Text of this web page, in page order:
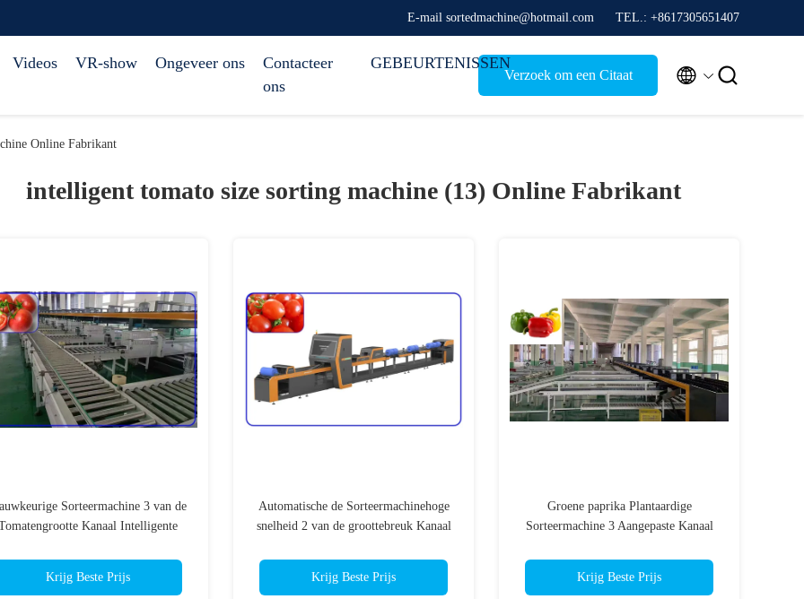
E-mail sortedmachine@hotmail.com TEL.: +8617305651407
Videos VR-show Ongeveer ons
Contacteer
ons
GEBEURTENISSEN
Verzoek om een Citaat  
Online Fabrikant
intelligent tomato size sorting machine (13) Online Fabrikant
Sorteermachine 3 van de
Kanaal Intelligente
Krijg Beste Prijs
Automatische de Sorteermachinehoge
snelheid 2 van de groottebreuk Kanaal
Krijg Beste Prijs
Groene paprika Plantaardige
Sorteermachine 3 Aangepaste Kanaal
Krijg Beste Prijs